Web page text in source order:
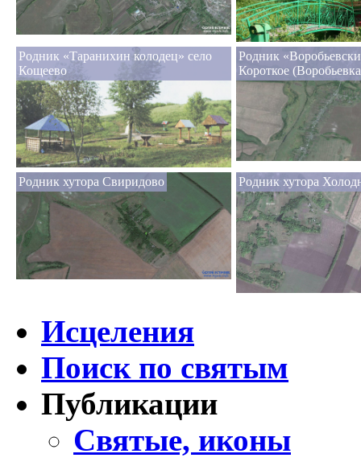
Родник «Таранихин колодец» село
Кощеево
Родник
Короткое
Родник хутора Свиридово Родник хутора
Исцеления
Поиск по святым
Публикации
Святые, иконы